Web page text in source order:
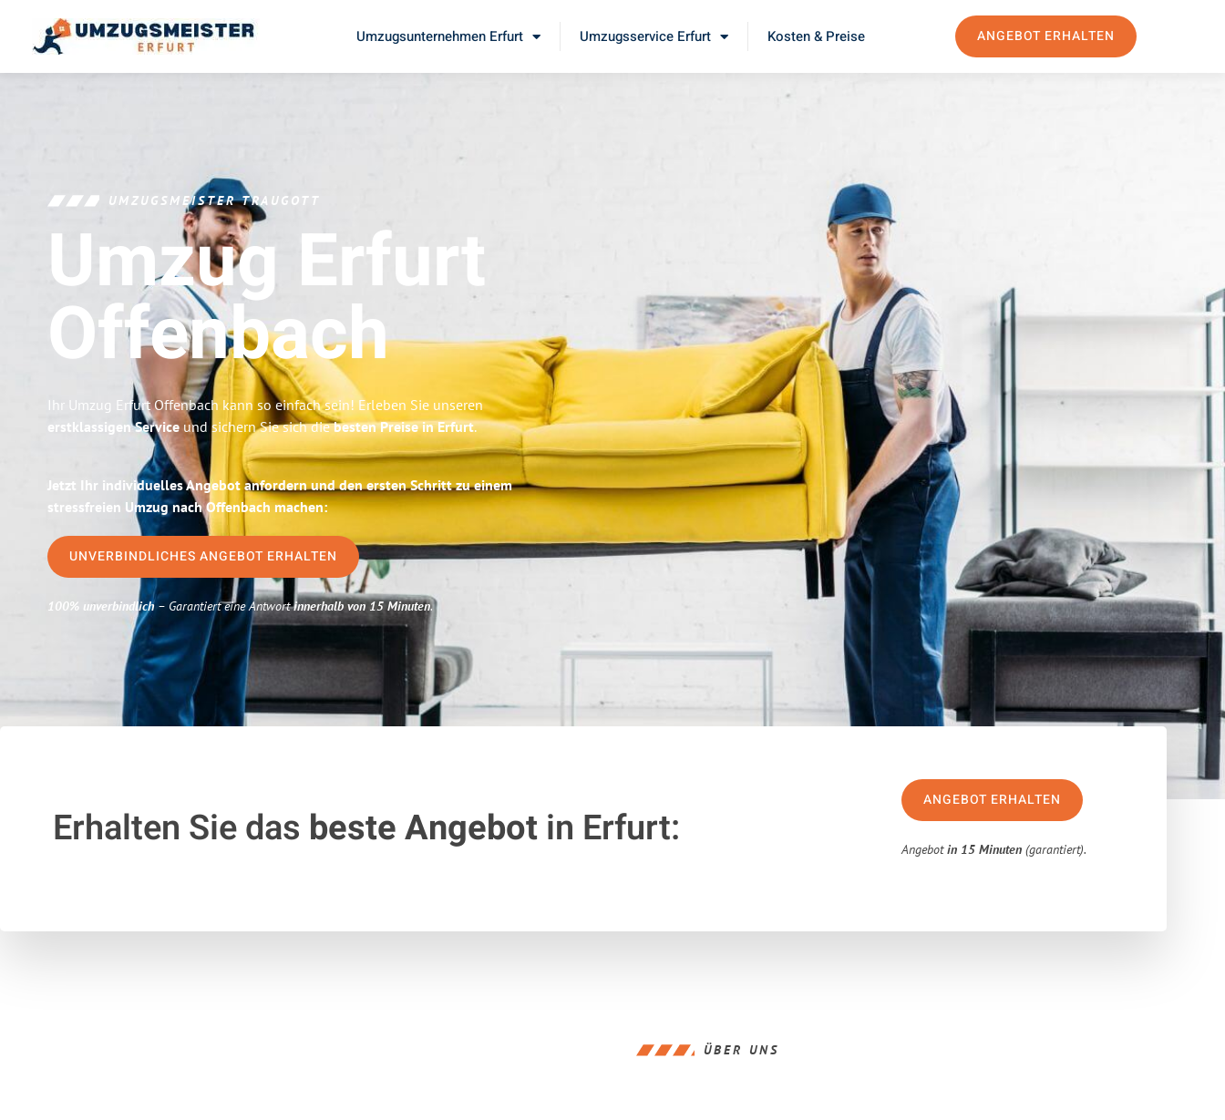
Umzugsunternehmen Erfurt Umzugsservice Erfurt Kosten & Preise ANGEBOT ERHALTEN
UMZUGSMEISTER TRAUGOTT
Umzug Erfurt
Offenbach
Ihr Umzug Erfurt Offenbach kann so einfach sein! Erleben Sie unseren
erstklassigen Service und sichern Sie sich diebesten Preise in Erfurt.
Jetzt Ihr individuelles Angebot anfordern und den ersten Schritt zu einem
stressfreien Umzug nach Offenbach machen:
UNVERBINDLICHES ANGEBOT ERHALTEN
100% unverbindlich– Garantiert eine Antwortinnerhalb von 15 Minuten.
Erhalten Sie das beste Angebotin Erfurt:
ANGEBOT ERHALTEN
Angebotin 15 Minuten (garantiert).
ÜBER UNS